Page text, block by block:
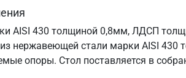
AISI 430 толщиной 0,8мм, ЛДСП
нержавеющей стали марки AISI 430
опоры. Стол поставляется в